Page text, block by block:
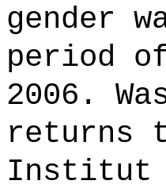
gender
period
2006.
returns
Institut